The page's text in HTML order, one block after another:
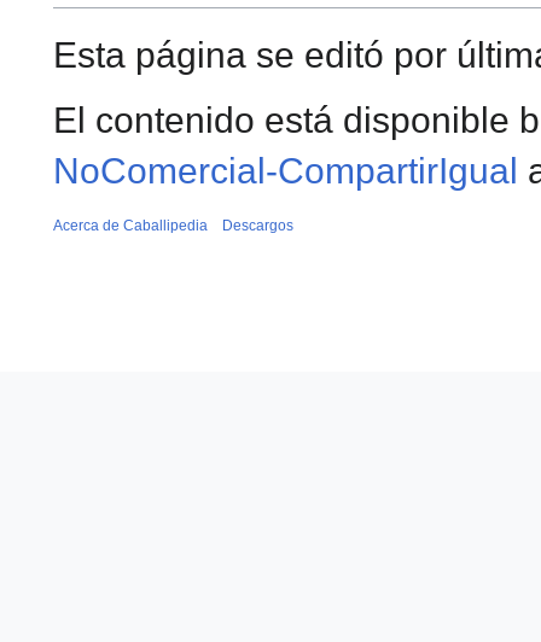
Esta página se editó por
El contenido está disponible
NoComercial-CompartirIgual
Acerca de Caballipedia Descargos